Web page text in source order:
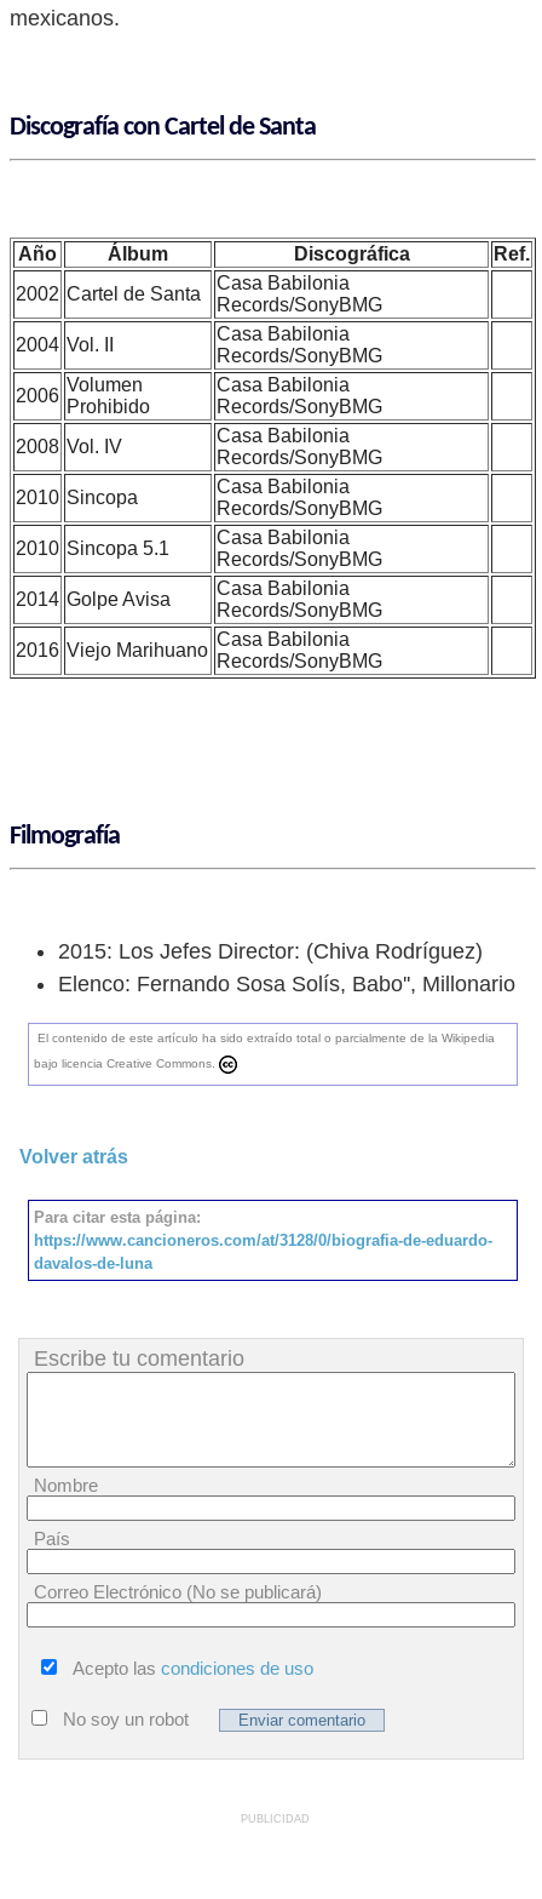
mexicanos.
Discografía con Cartel de Santa
Año Álbum Discográfica
Ref.
2002 Cartel de Santa
Casa Babilonia
Records/SonyBMG
2004 Vol. II
Casa Babilonia
Records/SonyBMG
2006
Volumen
Prohibido
Casa Babilonia
Records/SonyBMG
2008 Vol. IV
Casa Babilonia
Records/SonyBMG
2010 Sincopa
Casa Babilonia
Records/SonyBMG
2010 Sincopa 5.1
Casa Babilonia
Records/SonyBMG
2014 Golpe Avisa
Casa Babilonia
Records/SonyBMG
2016 Viejo Marihuano
Casa Babilonia
Records/SonyBMG
Filmografía
2015: Los Jefes Director: (Chiva Rodríguez)
Elenco: Fernando Sosa Solís, Babo'', Millonario
El contenido de este artículo ha sido extraído total o parcialmente de la Wikipedia
bajo licencia Creative Commons.
Volver atrás
Para citar esta página:
https://www.cancioneros.com/at/3128/0/biografia-de-eduardo-
davalos-de-luna
Escribe tu comentario
Nombre
País
Correo Electrónico (No se publicará)
Acepto las condiciones de uso
No soy un robot
PUBLICIDAD